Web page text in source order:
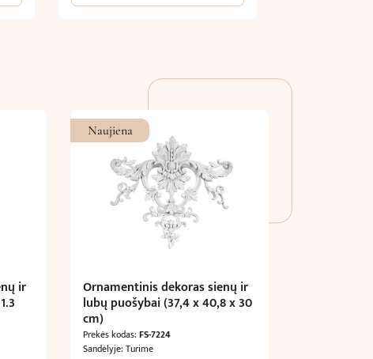
ir
Naujiena
Ornamentinis dekoras sienų ir
lubų puošybai (37,4 x 40,8 x 30
cm)
Prekės kodas:FS-7224
Sandėlyje: Turime